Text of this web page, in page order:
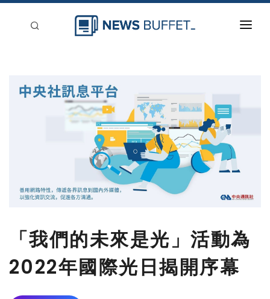
「我們的未來是光」活動為
2022年國際光日揭開序幕